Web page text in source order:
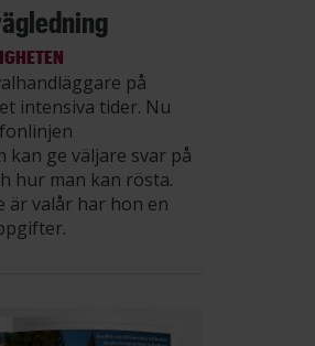
på
intensiva tider. Nu
kan ge väljare svar på
hur man kan rösta.
är valår har hon en